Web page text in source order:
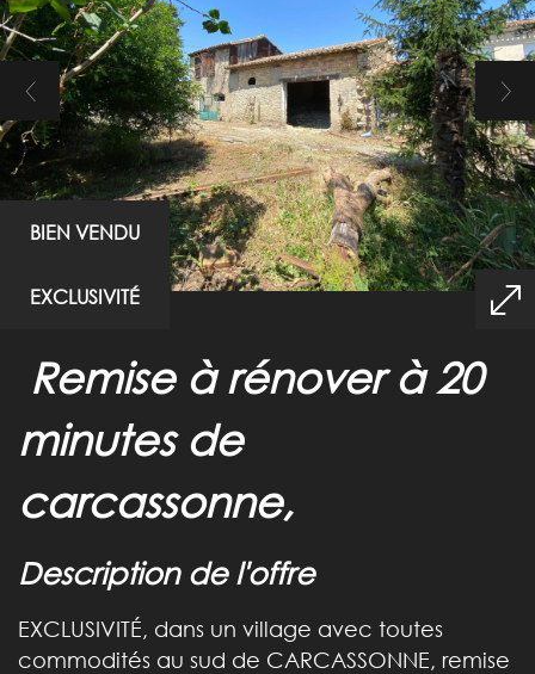
BIEN VENDU
EXCLUSIVITÉ
remise à rénover à 20
minutes de
carcassonne,
description de l'offre
EXCLUSIVITÉ, dans un village avec toutes
commodités au sud de CARCASSONNE, remise